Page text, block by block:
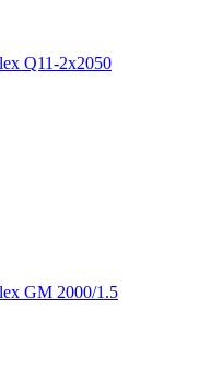
Q11-2х2050
GM 2000/1.5